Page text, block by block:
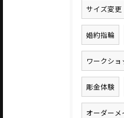
サイズ変更
婚約指輪
ワークショ
彫金体験
オーダーメ